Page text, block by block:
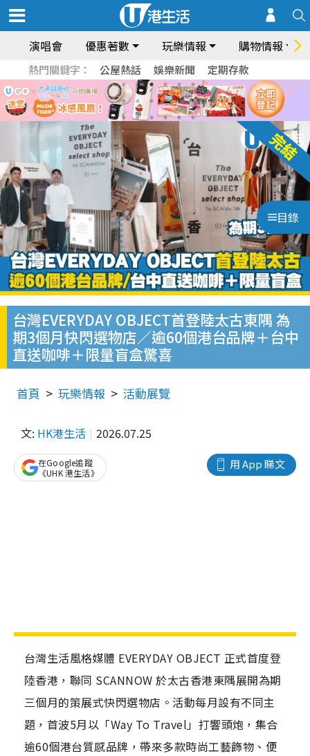
演唱會 優惠著數 玩樂情報 購物情報
熱門關鍵字： 公屋熱話 娛樂新聞 定期存款
目錄
台灣EVERYDAY OBJECT首登陸太古東隅 為
期3個月快閃選物店／逾60個港台品牌＋台中
直送咖啡＋限量盲盒驚喜
首頁 玩樂情報 活動展覽
文: HK港生活 2026.07.25
用 App 睇文
在Google追蹤
《UHK 港生活》
台灣生活風格媒體 EVERYDAY OBJECT 正式首度登
陸香港，聯同 SCANNOW 於太古香港東隅展開為期
三個月的策展式快閃選物店。活動每月設有不同主
題，首波5月以「Way To Travel」打響頭炮，集合
逾60個港台質感品牌，帶來多款時尚工藝飾物、便